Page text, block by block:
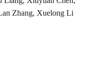
Zhang, Xuelong Li